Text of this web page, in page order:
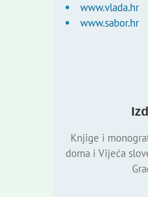
www.vlada.hr
www.sabor.hr
Knjige i
doma i Vijeća